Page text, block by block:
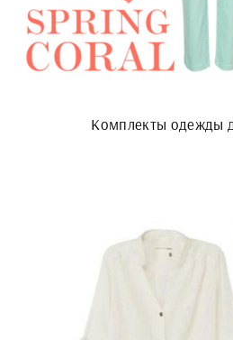
Комплекты одежды